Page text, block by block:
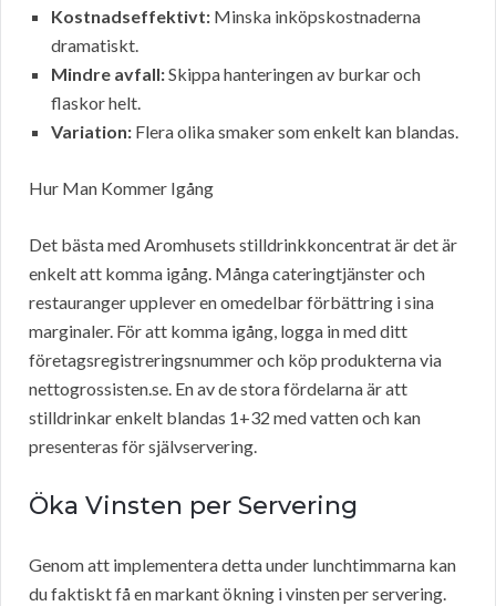
Kostnadseffektivt: Minska inköpskostnaderna
dramatiskt.
Mindre avfall:Skippa hanteringen av burkar och
flaskor helt.
Variation: Flera olika smaker som enkelt kan blandas.
Hur Man Kommer Igång
Det bästa med Aromhusets stilldrinkkoncentrat är det är
enkelt att komma igång. Många cateringtjänster och
restauranger upplever en omedelbar förbättring i sina
marginaler. För att komma igång, logga in med ditt
företagsregistreringsnummer och köp produkterna via
nettogrossisten.se. En av de stora fördelarna är att
stilldrinkar enkelt blandas 1+32 med vatten och kan
presenteras för självservering.
Öka Vinsten per Servering
Genom att implementera detta under lunchtimmarna kan
du faktiskt få en markant ökning i vinsten per servering.